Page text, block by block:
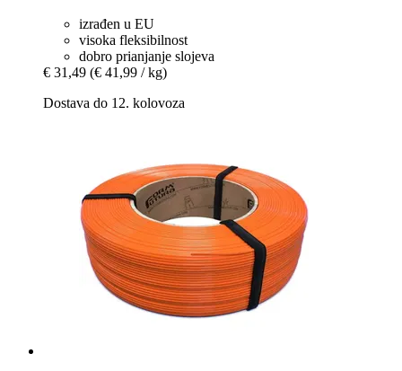
izrađen u EU
visoka fleksibilnost
dobro prianjanje slojeva
€ 31,49 (€ 41,99 / kg)
Dostava do 12. kolovoza